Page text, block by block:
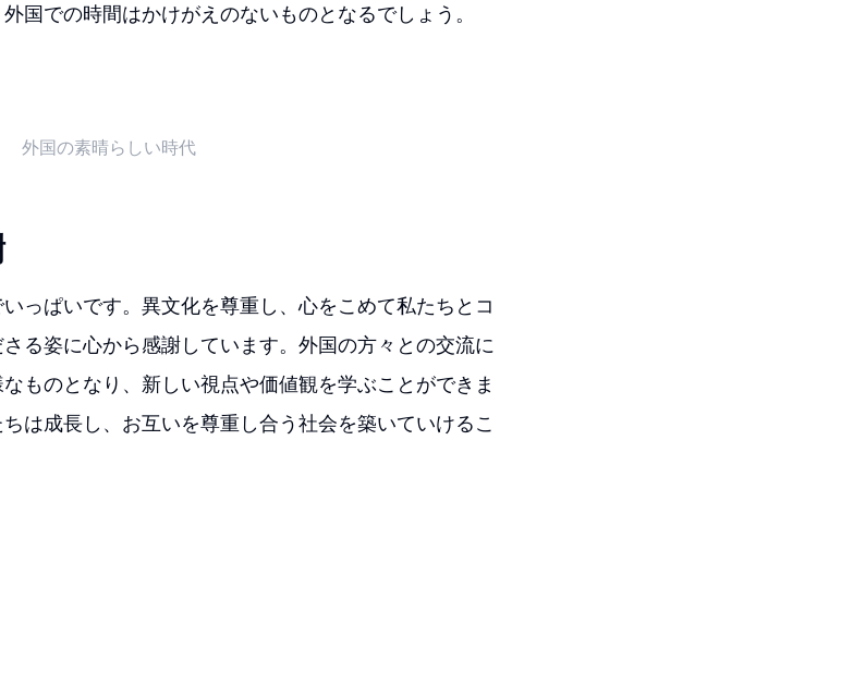
国での時間はかけがえのないものとなるでしょう。
外国の素晴らしい時代
っぱいです。異文化を尊重し、心をこめて私たちとコ
る姿に心から感謝しています。外国の方々との交流に
ものとなり、新しい視点や価値観を学ぶことができま
は成長し、お互いを尊重し合う社会を築いていけるこ